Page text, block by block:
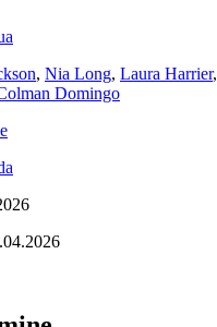
, Nia Long, Laura Harrier,
Domingo